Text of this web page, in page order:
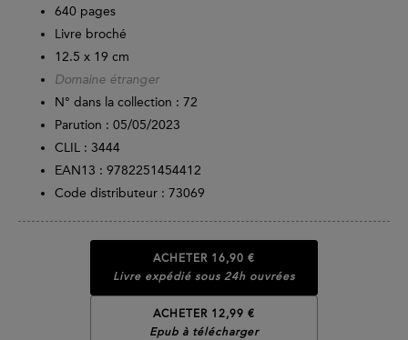
640 pages
Livre broché
12.5 x 19 cm
Domaine étranger
N° dans la collection : 72
Parution : 05/05/2023
CLIL : 3444
EAN13 : 9782251454412
Code distributeur : 73069
ACHETER 16,90 €
Livre expédié sous 24h ouvrées
ACHETER 12,99 €
Epub à télécharger